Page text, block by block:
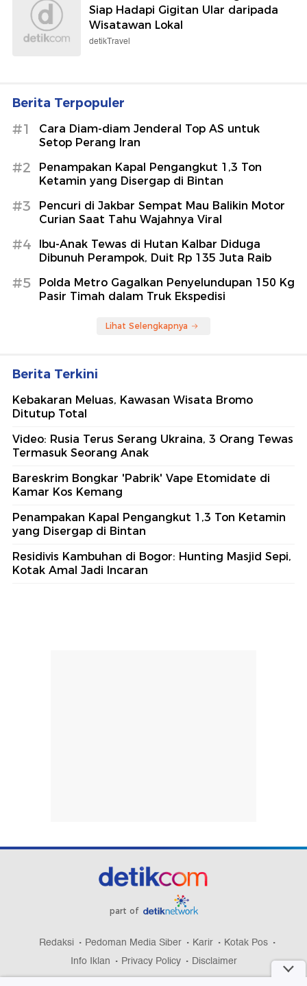
Siap Hadapi Gigitan Ular daripada
Wisatawan Lokal
detikTravel
Berita Terpopuler
#1
Cara Diam-diam Jenderal Top AS untuk
Setop Perang Iran
#2
Penampakan Kapal Pengangkut 1,3 Ton
Ketamin yang Disergap di Bintan
#3
Pencuri di Jakbar Sempat Mau Balikin Motor
Curian Saat Tahu Wajahnya Viral
#4
Ibu-Anak Tewas di Hutan Kalbar Diduga
Dibunuh Perampok, Duit Rp 135 Juta Raib
#5
Polda Metro Gagalkan Penyelundupan 150 Kg
Pasir Timah dalam Truk Ekspedisi
Lihat Selengkapnya
Berita Terkini
Kebakaran Meluas, Kawasan Wisata Bromo
Ditutup Total
Video: Rusia Terus Serang Ukraina, 3 Orang Tewas
Termasuk Seorang Anak
Bareskrim Bongkar 'Pabrik' Vape Etomidate di
Kamar Kos Kemang
Penampakan Kapal Pengangkut 1,3 Ton Ketamin
yang Disergap di Bintan
Residivis Kambuhan di Bogor: Hunting Masjid Sepi,
Kotak Amal Jadi Incaran
part of
Redaksi Pedoman Media Siber Karir
Kotak Pos
Info Iklan
Privacy Policy Disclaimer